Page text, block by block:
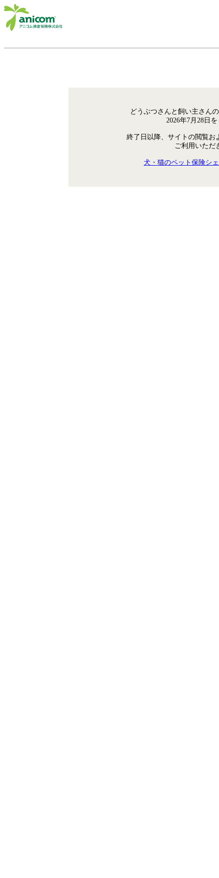
どうぶつさんと飼い主さん
2026年7月28日
終了日以降、サイトの閲覧お
ご利用いただ
犬・猫のペット保険シ